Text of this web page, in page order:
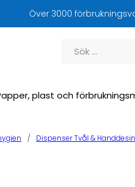
Över 3000
Sök
plast och
/ Dispenser Tvål &